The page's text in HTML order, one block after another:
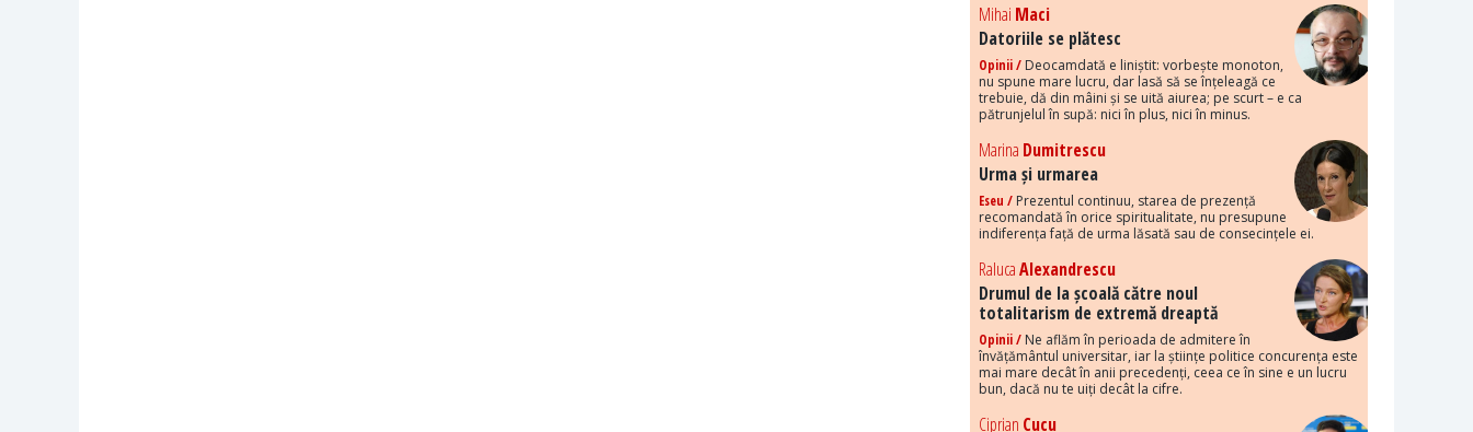
Mihai Maci
Datoriile se plătesc
Opinii / Deocamdată e liniștit: vorbește monoton,
nu spune mare lucru, dar lasă să se înțeleagă ce
trebuie, dă din mâini și se uită aiurea; pe scurt – e ca
pătrunjelul în supă: nici în plus, nici în minus.
Marina Dumitrescu
Urma și urmarea
Eseu / Prezentul continuu, starea de prezență
recomandată în orice spiritualitate, nu presupune
indiferența față de urma lăsată sau de consecințele ei.
RalucaAlexandrescu
Drumul de la școală către noul
totalitarism de extremă dreaptă
Opinii / Ne aflăm în perioada de admitere în
învățământul universitar, iar la științe politice concurența este
mai mare decât în anii precedenți, ceea ce în sine e un lucru
bun, dacă nu te uiți decât la cifre.
Ciprian Cucu